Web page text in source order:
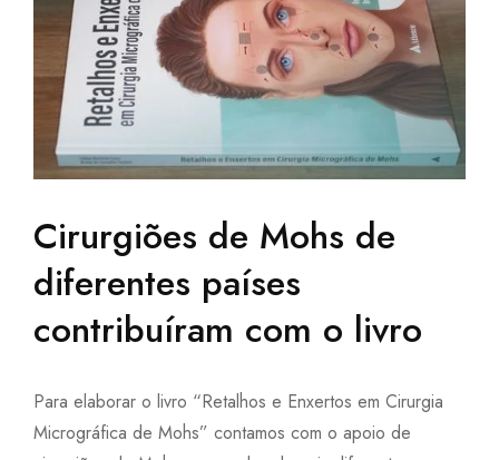
Cirurgiões de Mohs de
diferentes países
contribuíram com o livro
Para elaborar o livro “Retalhos e Enxertos em Cirurgia
Micrográfica de Mohs” contamos com o apoio de